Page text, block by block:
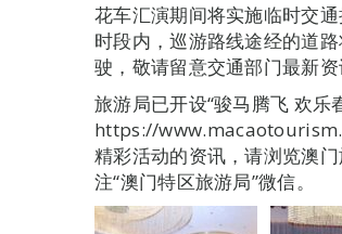
花车汇演期间将实施临时交
时段内，巡游路线途经的道
驶，敬请留意交通部门最新资
旅游局已开设“骏马腾飞 欢乐
https://
精彩活动的资讯，请浏览澳
注“澳门特区旅游局”微信。